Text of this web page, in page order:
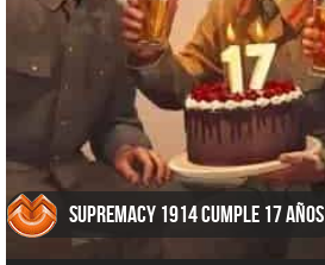
Supremacy 1914 cumple 17 años